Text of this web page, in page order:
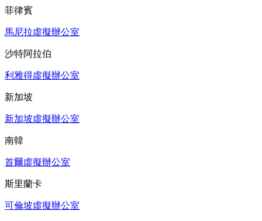
菲律賓
馬尼拉虛擬辦公室
沙特阿拉伯
利雅得虛擬辦公室
新加坡
新加坡虛擬辦公室
南韓
首爾虛擬辦公室
斯里蘭卡
可倫坡虛擬辦公室